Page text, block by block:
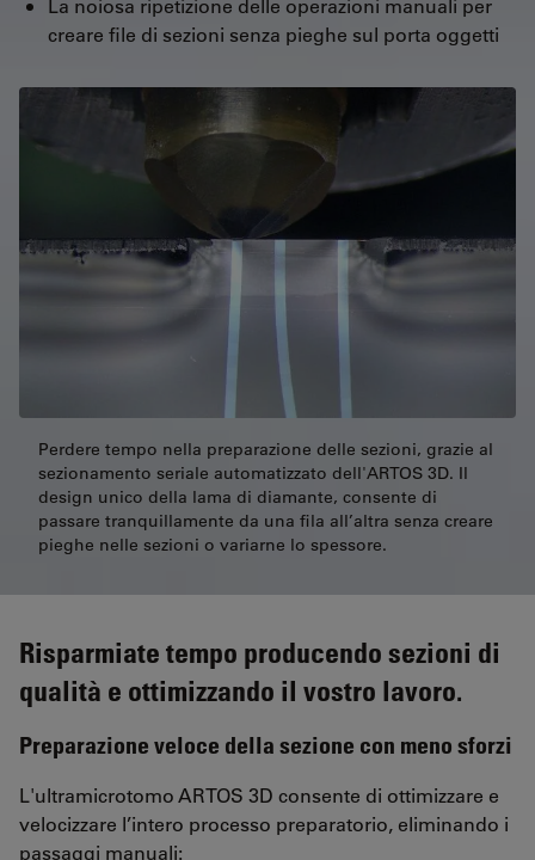
creare file di sezioni senza pieghe sul porta oggetti
Perdere tempo nella preparazione delle sezioni, grazie al
sezionamento seriale automatizzato dell'ARTOS 3D. Il
design unico della lama di diamante, consente di
passare tranquillamente da una fila all’altra senza creare
pieghe nelle sezioni o variarne lo spessore.
Risparmiate tempo producendo sezioni di
qualità e ottimizzando il vostro lavoro.
Preparazione veloce della sezione con meno sforzi
L'ultramicrotomo ARTOS 3D consente di ottimizzare e
velocizzare l’intero processo preparatorio, eliminando i
passaggi manuali: